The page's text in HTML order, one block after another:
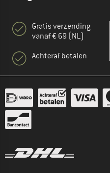
Gratis verzending
vanaf € 69 (NL)
Achteraf betalen